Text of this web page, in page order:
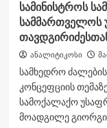
MK-
I
სამინისტროს
სამმართველოს
ანალიტიკოსი
სამხედრო
კონცეფციის
სამოქალაქო
მოადგილე გიორგი